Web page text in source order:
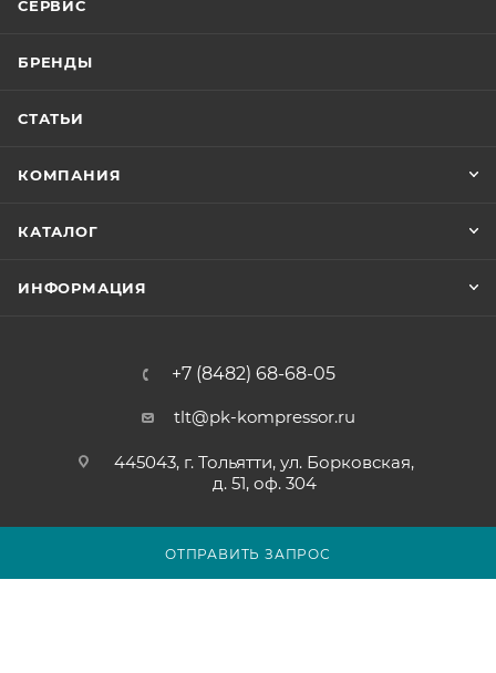
ОТПРАВИТЬ ЗАПРОС
СЕРВИС
БРЕНДЫ
СТАТЬИ
КОМПАНИЯ
КАТАЛОГ
ИНФОРМАЦИЯ
+7 (8482) 68-68-05
tlt@pk-kompressor.ru
445043, г. Тольятти, ул. Борковская,
д. 51, оф. 304